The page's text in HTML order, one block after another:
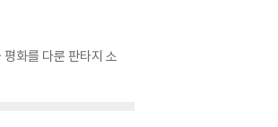
화를 다룬 판타지 소